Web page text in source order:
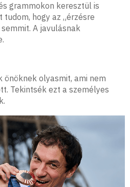
grammokon keresztül is
hogy az „érzésre
A javulásnak
önöknek olyasmit, ami nem
Tekintsék ezt a személyes